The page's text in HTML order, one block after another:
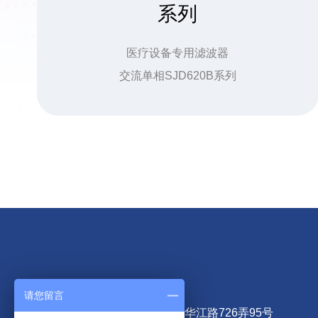
系列
医疗设备专用滤波器
交流单相SJD620B系列
公司总部地址：上海市嘉定区华江路726弄95号
请您留言